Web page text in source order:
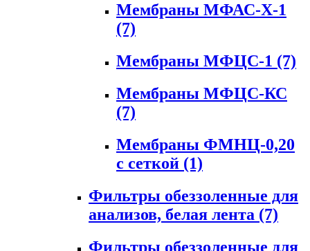
Мембраны МФАС-Х-1
(7)
Мембраны МФЦС-1 (7)
Мембраны МФЦС-КС
(7)
Мембраны ФМНЦ-0,20
с сеткой (1)
Фильтры обеззоленные для
анализов, белая лента (7)
Фильтры обеззоленные для